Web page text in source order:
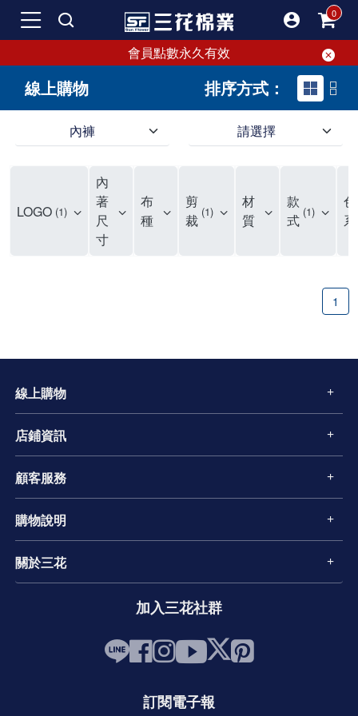
會員點數永久有效
線上購物 排序方式：
內褲 請選擇
LOGO 1
內
著
尺
寸
布
種
剪
裁 1
材
質
款
式 1
色
系
1
線上購物
店鋪資訊
顧客服務
購物說明
關於三花
加入三花社群
訂閱電子報